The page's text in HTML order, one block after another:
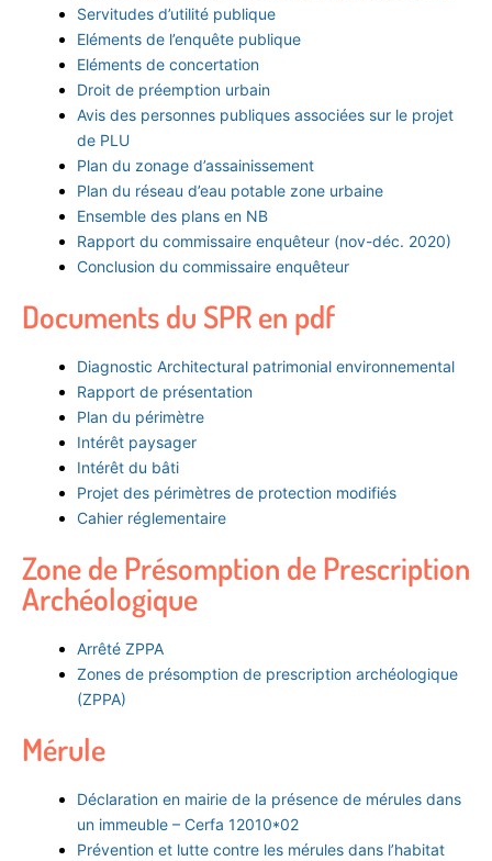
Servitudes d’utilité publique
Eléments de l’enquête publique
Eléments de concertation
Droit de préemption urbain
Avis des personnes publiques associées sur le projet
de PLU
Plan du zonage d’assainissement
Plan du réseau d’eau potable zone urbaine
Ensemble des plans en NB
Rapport du commissaire enquêteur (nov-déc. 2020)
Conclusion du commissaire enquêteur
Documents du SPR en pdf
Diagnostic Architectural patrimonial environnemental
Rapport de présentation
Plan du périmètre
Intérêt paysager
Intérêt du bâti
Projet des périmètres de protection modifiés
Cahier réglementaire
Zone de Présomption de Prescription
Archéologique
Arrêté ZPPA
Zones de présomption de prescription archéologique
(ZPPA)
Mérule
Déclaration en mairie de la présence de mérules dans
un immeuble – Cerfa 12010*02
Prévention et lutte contre les mérules dans l’habitat